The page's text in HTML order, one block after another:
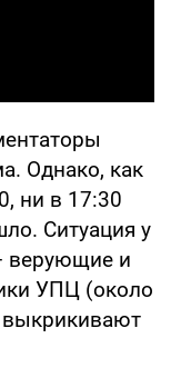
Однако, как
ни в 17:30
Ситуация у
верующие и
УПЦ (около
выкрикивают